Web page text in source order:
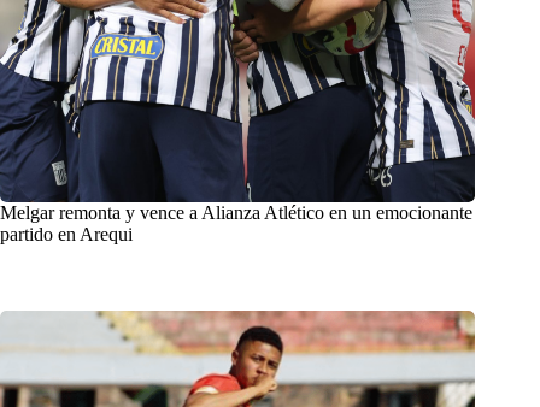
Melgar remonta y vence a Alianza Atlético en un emocionante
partido en Arequi